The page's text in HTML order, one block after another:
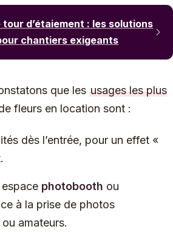
tour d’étaiement : les solutions
chantiers exigeants
que les usages les plus
fleurs en location sont :
dès l’entrée, pour un effet «
espace photobooth ou
à la prise de photos
amateurs.